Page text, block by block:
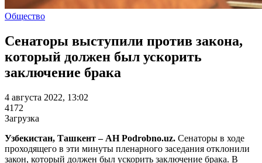
Общество
Сенаторы выступили против закона,
который должен был ускорить
заключение брака
4 августа 2022, 13:02
4172
Загрузка
Узбекистан, Ташкент – АН Podrobno.uz. Сенаторы в ходе
проходящего в эти минуты пленарного заседания отклонили
закон, который должен был ускорить заключение брака. В